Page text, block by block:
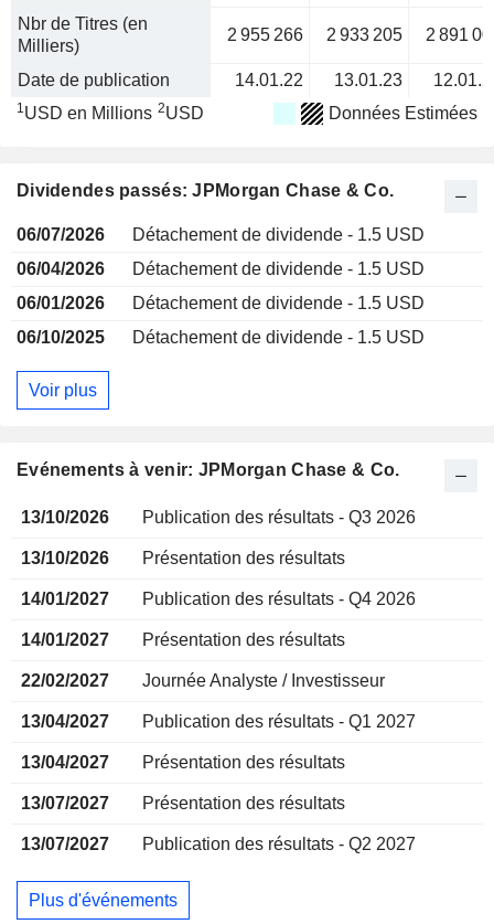
Nbr de Titres (en
Milliers)
2 955 266 2 933 205 2 891
Date de publication 14.01.22 13.01.23
1USD en Millions 2USD Données Estimées
Dividendes passés: JPMorgan Chase & Co.
06/07/2026
Détachement de dividende - 1.5 USD
06/04/2026
Détachement de dividende - 1.5 USD
06/01/2026
Détachement de dividende - 1.5 USD
06/10/2025
Détachement de dividende - 1.5 USD
Voir plus
Evénements à venir: JPMorgan Chase & Co.
13/10/2026 Publication des résultats - Q3 2026
13/10/2026 Présentation des résultats
14/01/2027 Publication des résultats - Q4 2026
14/01/2027 Présentation des résultats
22/02/2027 Journée Analyste / Investisseur
13/04/2027 Publication des résultats - Q1 2027
13/04/2027 Présentation des résultats
13/07/2027 Présentation des résultats
13/07/2027 Publication des résultats - Q2 2027
Plus d'événements